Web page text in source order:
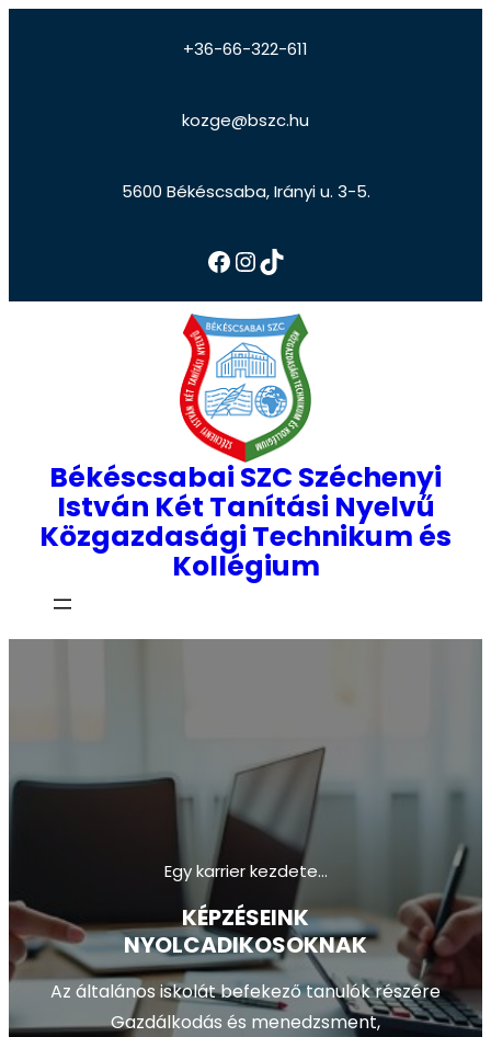
+36-66-322-611
kozge@bszc.hu
5600 Békéscsaba, Irányi u. 3-5.
Békéscsabai SZC Széchenyi
István Két Tanítási Nyelvű
Közgazdasági Technikum és
Kollégium
Egy karrier kezdete…
KÉPZÉSEINK
NYOLCADIKOSOKNAK
Az általános iskolát befekező tanulók részére
Gazdálkodás és menedzsment,